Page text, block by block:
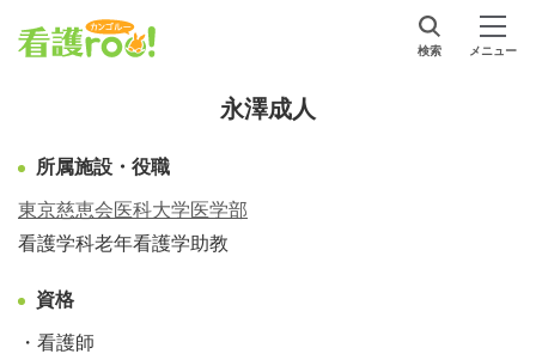
検索 メニュー
永澤成人
所属施設・役職
東京慈恵会医科大学医学部
看護学科老年看護学助教
資格
・看護師